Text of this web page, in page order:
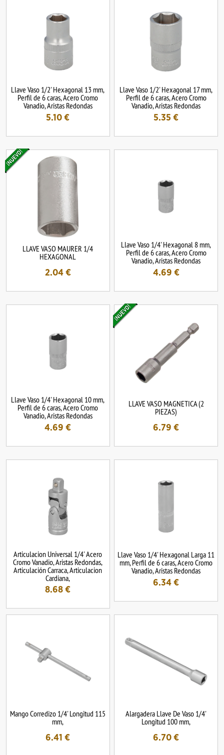
Llave Vaso 1/2' Hexagonal 13 mm,
Perfil de 6 caras, Acero Cromo
Vanadio, Aristas Redondas
5.10 €
Llave Vaso 1/2' Hexagonal 17 mm,
Perfil de 6 caras, Acero Cromo
Vanadio, Aristas Redondas
5.35 €
LLAVE VASO MAURER 1/4
HEXAGONAL
2.04€
Llave Vaso 1/4' Hexagonal 8 mm,
Perfil de 6 caras, Acero Cromo
Vanadio, Aristas Redondas
4.69 €
Llave Vaso 1/4' Hexagonal 10 mm,
Perfil de 6 caras, Acero Cromo
Vanadio, Aristas Redondas
4.69 €
LLAVE VASO MAGNETICA (2
PIEZAS)
6.79 €
Articulacion Universal 1/4' Acero
Cromo Vanadio, Aristas Redondas,
Articulación Carraca, Articulacion
Cardiana,
8.68 €
Llave Vaso 1/4' Hexagonal Larga 11
mm, Perfil de 6 caras, Acero Cromo
Vanadio, Aristas Redondas
6.34 €
Mango Corredizo 1/4' Longitud 115
mm,
6.41 €
Alargadera Llave De Vaso 1/4'
Longitud 100 mm,
6.70 €